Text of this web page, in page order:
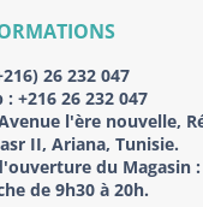
26 232 047
: +216 26 232 047
l'ère nouvelle,
II, Ariana, Tunisie.
du Magasin
de 9h30 à 20h.